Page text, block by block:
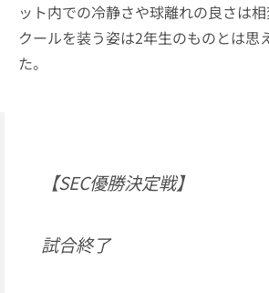
ット内での冷静さや球離れの良さは
クールを装う姿は2年生のものとは思
た。
【SEC優勝決定戦】
試合終了